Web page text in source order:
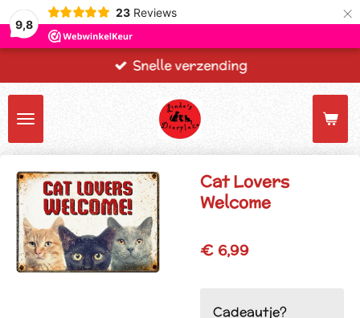
9,8
23 Reviews ×
Snelle verzending
Cat Lovers
Welcome
€ 6,99
Cadeautje?